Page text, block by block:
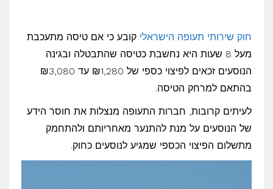
מחשבים
את
חוק שירותי תעופה הישראלי קובע כי אם טיסה מתעכבת
מעל 8 שעות היא נחשבת כטיסה שהתבטלה ובגינה
הנוסעים זכאים לפיצוי כספי של ₪1,280 עד ₪3,080
בהתאם למרחק הטיסה.
לעיתים קרובות, חברות התעופה מנצלות את חוסר הידע
של הנוסעים על מנת להתנער מאחריותם ולהתחמק
מתשלום הפיצוי הכספי שמגיע לנוסעים כחוק.